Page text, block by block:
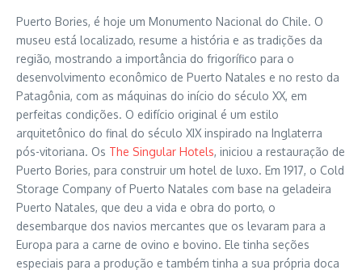
Puerto Bories, é hoje um Monumento Nacional do Chile. O
museu está localizado, resume a história e as tradições da
região, mostrando a importância do frigorífico para o
desenvolvimento econômico de Puerto Natales e no resto da
Patagônia, com as máquinas do início do século XX, em
perfeitas condições. O edifício original é um estilo
arquitetônico do final do século XIX inspirado na Inglaterra
pós-vitoriana. Os The Singular Hotels, iniciou a restauração de
Puerto Bories, para construir um hotel de luxo. Em 1917, o Cold
Storage Company of Puerto Natales com base na geladeira
Puerto Natales, que deu a vida e obra do porto, o
desembarque dos navios mercantes que os levaram para a
Europa para a carne de ovino e bovino. Ele tinha seções
especiais para a produção e também tinha a sua própria doca